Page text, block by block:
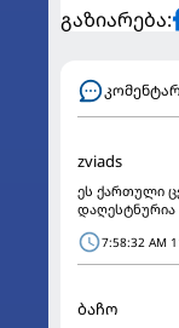
გაზიარება:
zviads
ეს ქართული
დაღესტნურია
7:58:32 AM
ბაჩო